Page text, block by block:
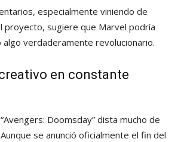
especialmente viniendo de
proyecto, sugiere que Marvel podría
verdaderamente revolucionario.
en constante
Doomsday” dista mucho de
se anunció oficialmente el fin del